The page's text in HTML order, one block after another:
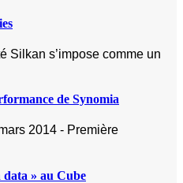
Silkan s’impose comme un
de Synomia
2014 - Première
» au Cube